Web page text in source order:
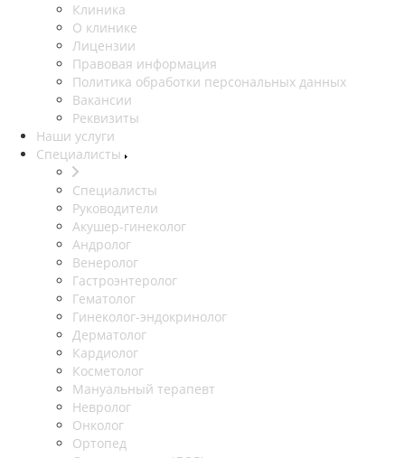
Клиника
О клинике
Лицензии
Правовая информация
Политика обработки персональных данных
Вакансии
Реквизиты
Наши услуги
Специалисты
Специалисты
Руководители
Акушер-гинеколог
Андролог
Венеролог
Гастроэнтеролог
Гематолог
Гинеколог-эндокринолог
Дерматолог
Кардиолог
Косметолог
Мануальный терапевт
Невролог
Онколог
Ортопед